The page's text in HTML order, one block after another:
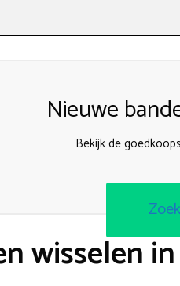
Nieuwe
Bekijk de
wisselen